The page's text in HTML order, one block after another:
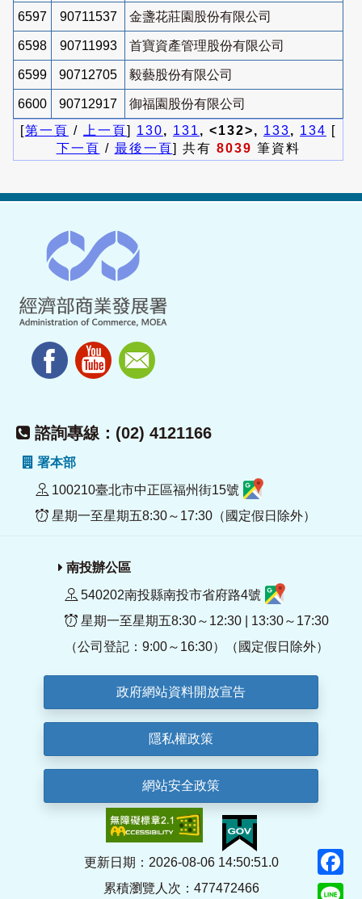
6597 90711537 金盞花莊園股份有限公司
6598 90711993 首寶資產管理股份有限公司
6599 90712705 毅藝股份有限公司
6600 90712917
御福園股份有限公司
[第一頁 / 上一頁] 130, 131 , <132>, 133, 134 [
下一頁 / 最後一頁] 共有 8039 筆資料
諮詢專線：(02) 4121166
署本部
100210臺北市中正區福州街15號
星期一至星期五8:30～17:30（國定假日除外）
南投辦公區
540202南投縣南投市省府路4號
星期一至星期五8:30～12:30 | 13:30～17:30
（公司登記：9:00～16:30）（國定假日除外）
政府網站資料開放宣告
隱私權政策
網站安全政策
更新日期：2026-08-06 14:50:51.0
累積瀏覽人次：477472466